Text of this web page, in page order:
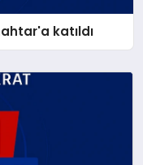
katıldı